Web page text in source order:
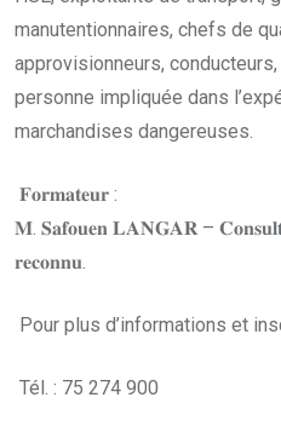
manutentionnaires, chefs de
approvisionneurs,
personne impliquée dans
marchandises dangereuses.
𝐅𝐨𝐫𝐦𝐚𝐭𝐞𝐮𝐫 :
𝐌. 𝐒𝐚𝐟𝐨𝐮𝐞𝐧 𝐋𝐀𝐍𝐆𝐀𝐑 –
𝐫𝐞𝐜𝐨𝐧𝐧𝐮.
Pour plus d’informations et
Tél. : 75 274 900